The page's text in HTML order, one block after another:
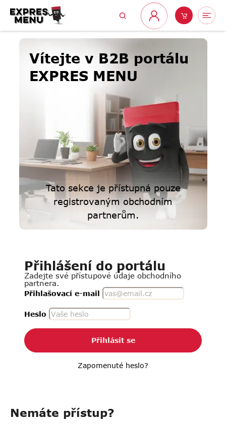
obsah
Hledat
Přihlášení
Nákupní
košík
Vítejte v B2B portálu
EXPRES MENU
Tato sekce je přístupná pouze
registrovaným obchodním
partnerům.
Přihlášení do portálu
Zadejte své přístupové údaje obchodního
partnera.
Přihlašovací e-mail
Heslo
Přihlásit se
Zapomenuté heslo?
Nemáte přístup?